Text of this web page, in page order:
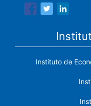
Instituto de